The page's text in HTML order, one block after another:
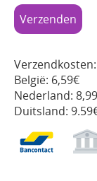
Verzendkosten:
België: 6,59€
Nederland:
Duitsland: